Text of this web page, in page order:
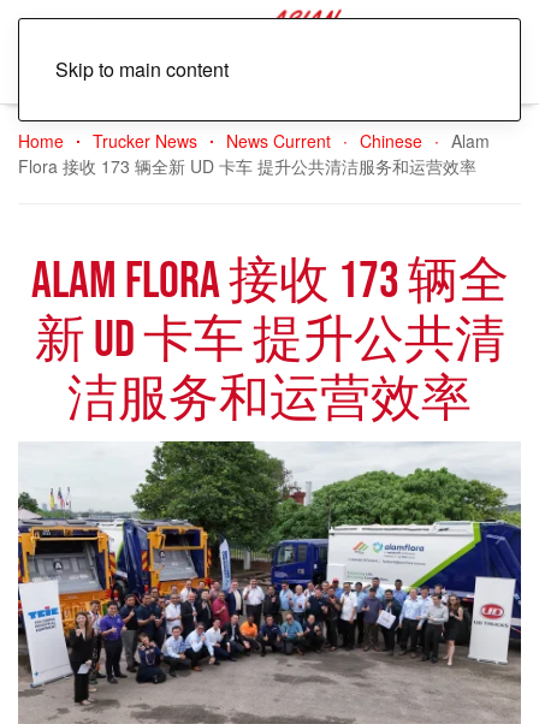
Skip to main content
Home Trucker News News Current Chinese
Alam
Flora 接收 173 辆全新 UD 卡车 提升公共清洁服务和运营效率
Alam Flora 接收 173 辆全
新 UD 卡车 提升公共清
洁服务和运营效率